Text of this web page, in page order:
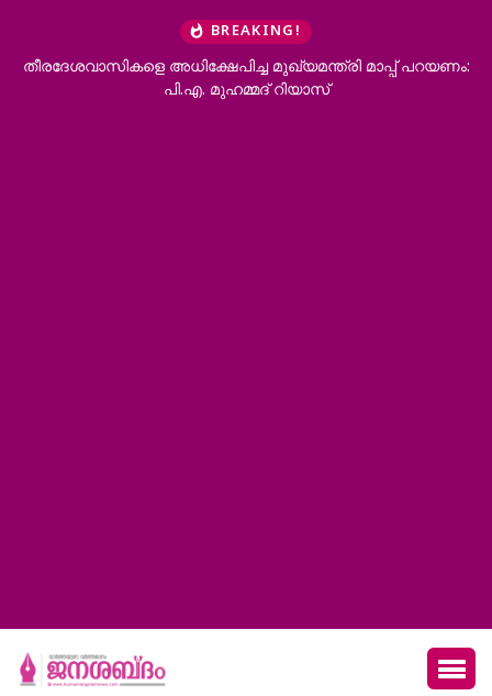
BREAKING!
അധിക്ഷേപിച്ച മുഖ്യമന്ത്രി മാപ്പ് പറയണം:
പി.എ. മുഹമ്മദ് റിയാസ്
അജയ്